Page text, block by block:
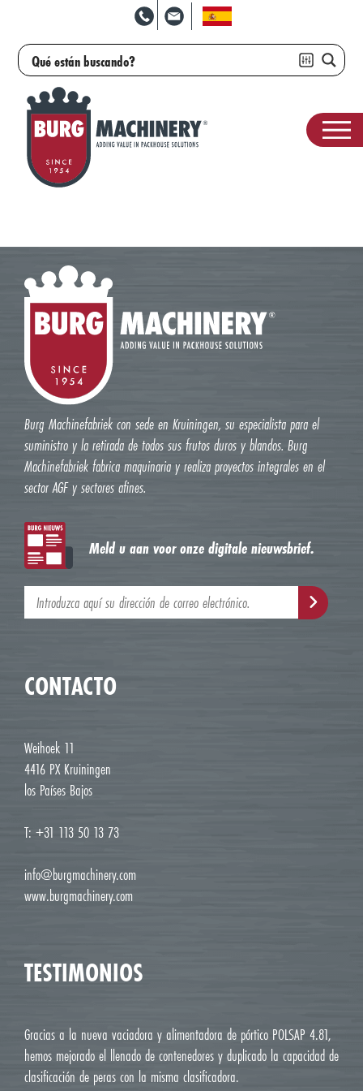
Burg Machinefabriek con sede en Kruiningen, su especialista para el
suministro y la retirada de todos sus frutos duros y blandos. Burg
Machinefabriek fabrica maquinaria y realiza proyectos integrales en el
sector AGF y sectores afines.
Meld u aan voor onze digitale nieuwsbrief.
CONTACTO
Weihoek 11
4416 PX Kruiningen
los Países Bajos
T: +31 113 50 13 73
info@burgmachinery.com
www.burgmachinery.com
TESTIMONIOS
Gracias a la nueva vaciadora y alimentadora de pórtico POLSAP 4.81,
hemos mejorado el llenado de contenedores y duplicado la capacidad de
clasificación de peras con la misma clasificadora.